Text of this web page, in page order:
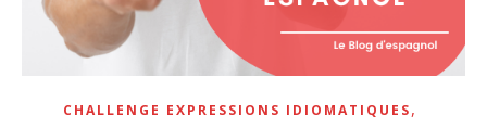
CHALLENGE EXPRESSIONS IDIOMATIQUES,